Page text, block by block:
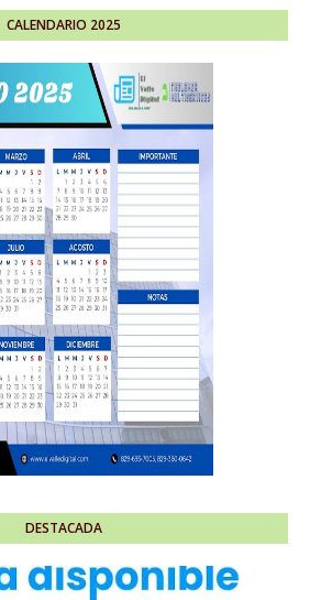
CALENDARIO 2025
DESTACADA